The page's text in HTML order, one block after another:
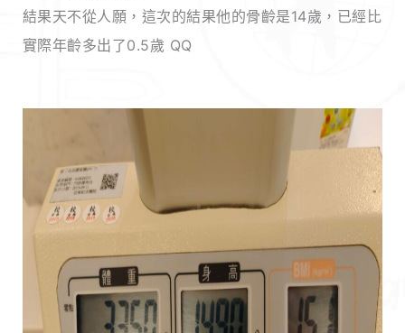
結果天不從人願，這次的結果他的骨齡是14歲，已經比
實際年齡多出了0.5歲 QQ